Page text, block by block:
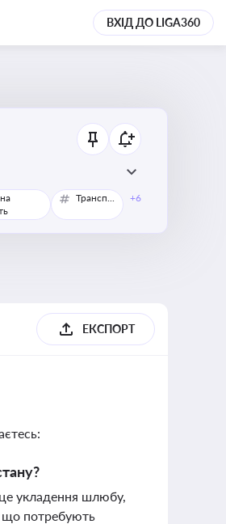
ВХІД ДО LIGA360
Транспорт +6
ЕКСПОРТ
укладення шлюбу,
що потребують